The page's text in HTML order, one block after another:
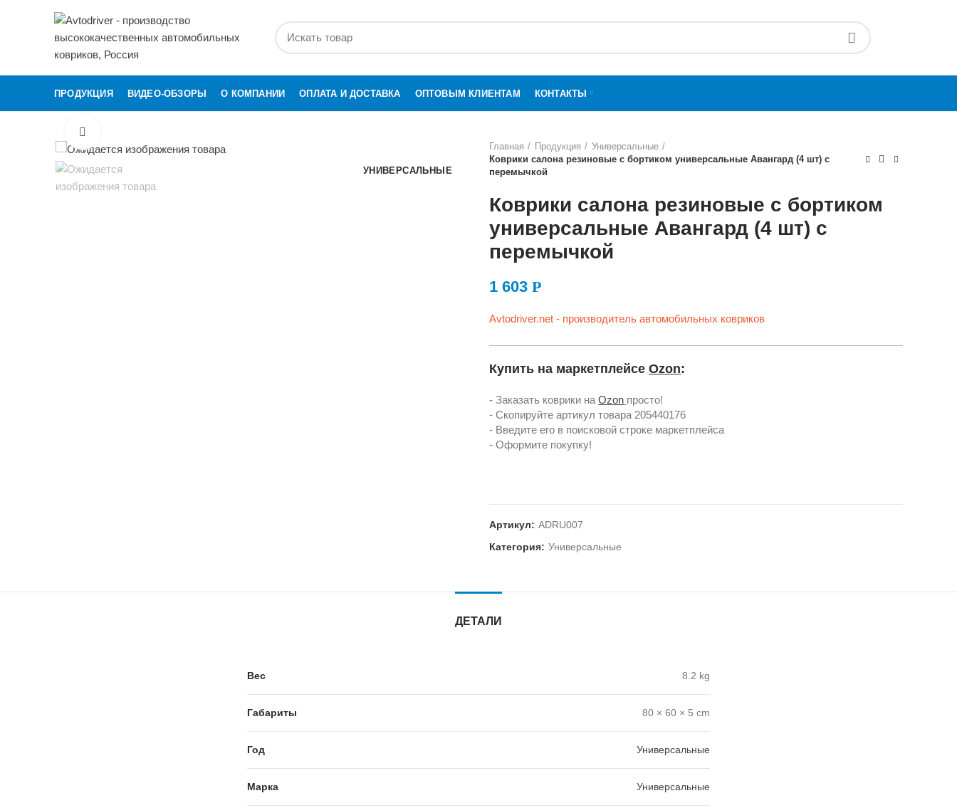
ПРОДУКЦИЯ ВИДЕО-ОБЗОРЫ О КОМПАНИИ ОПЛАТА И ДОСТАВКА ОПТОВЫМ КЛИЕНТАМ КОНТАКТЫ
УНИВЕРСАЛЬНЫЕ
Главная
Продукция
Универсальные
Коврики салона резиновые с бортиком универсальные Авангард (4 шт) с
перемычкой
Коврики салона резиновые с бортиком
универсальные Авангард (4 шт) с
перемычкой
1 603 Р
Avtodriver.net - производитель автомобильных ковриков
Купить на маркетплейсе Ozon:
- Заказать коврики на Ozon просто!
- Скопируйте артикул товара 205440176
- Введите его в поисковой строке маркетплейса
- Оформите покупку!
Артикул: ADRU007
Категория: Универсальные
ДЕТАЛИ
Вес 8.2 kg
Габариты 80 × 60 × 5 cm
Год Универсальные
Марка Универсальные